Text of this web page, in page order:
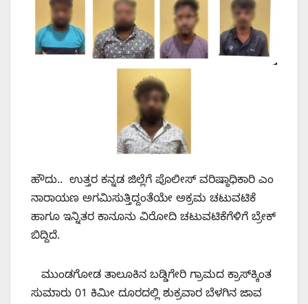
ಹೌದು.. ಉತ್ತರ ಕನ್ನಡ ಜಿಲ್ಲೆಗೆ ಪೊಲೀಸ್ ವರಿಷ್ಠಾಧಿಕಾರಿ ಎಂ
ನಾರಾಯಣ ಅಗಮಿಸುತ್ತಿದ್ದಂತೆಯೇ ಅಕ್ರಮ ಚಟುವಟಿಕೆ
ಹಾಗೂ ಇನ್ನಿತರ ಕಾನೂನು ವಿರೋದಿ ಚಟುವಟಿಕೆಗೆಳಿಗೆ ಬ್ರೇಕ್
ಬಿದ್ದಿದೆ.
ಮುಂಡಗೋಡ ತಾಲೂಕಿನ ಬಡ್ಡಿಗೇರಿ ಗ್ರಾಮದ ಕ್ರಾಸ್‌ಕ್ಕಿಂತ
ಸುಮಾರು 01 ಕಿಮೀ ದೂರದಲ್ಲಿ ಶುಕ್ರವಾರ ಬೆಳಗಿನ ಜಾವ